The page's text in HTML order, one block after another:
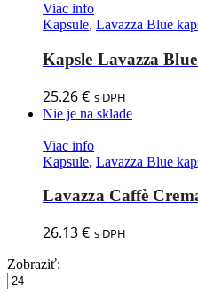
Viac info
Kapsule, Lavazza Blue
Kapsle Lavazza
25.26€ s DPH
Nie je na sklade
Viac info
Kapsule, Lavazza Blue
Lavazza Caffè
26.13€ s DPH
Zobraziť: